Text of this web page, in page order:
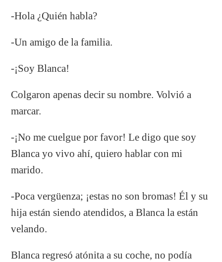
-Hola ¿Quién habla?
-Un amigo de la familia.
-¡Soy Blanca!
Colgaron apenas decir su nombre. Volvió a
marcar.
-¡No me cuelgue por favor! Le digo que soy
Blanca yo vivo ahí, quiero hablar con mi
marido.
-Poca vergüenza; ¡estas no son bromas! Él y su
hija están siendo atendidos, a Blanca la están
velando.
Blanca regresó atónita a su coche, no podía